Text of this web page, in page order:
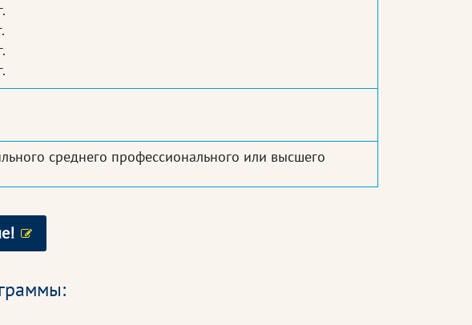
среднего профессионального или высшего